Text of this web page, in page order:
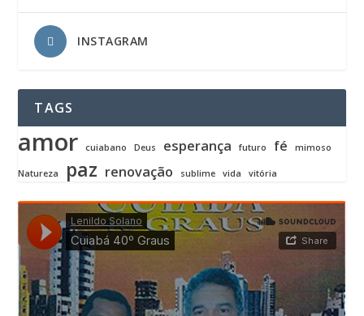
INSTAGRAM
TAGS
amor cuiabano Deus esperança futuro fé mimoso
Natureza paz renovação sublime vida vitória